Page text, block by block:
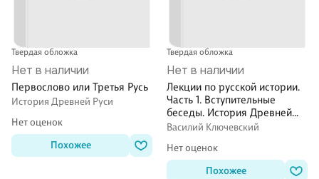
Твердая обложка
Нет в наличии
Первослово или Третья Русь
История Древней Руси
Нет оценок
Похожее
Твердая обложка
Нет в наличии
Лекции по русской истории.
Часть 1. Вступительные
беседы. История Древней
руси. Учебник
Василий Ключевский
Нет оценок
Похожее